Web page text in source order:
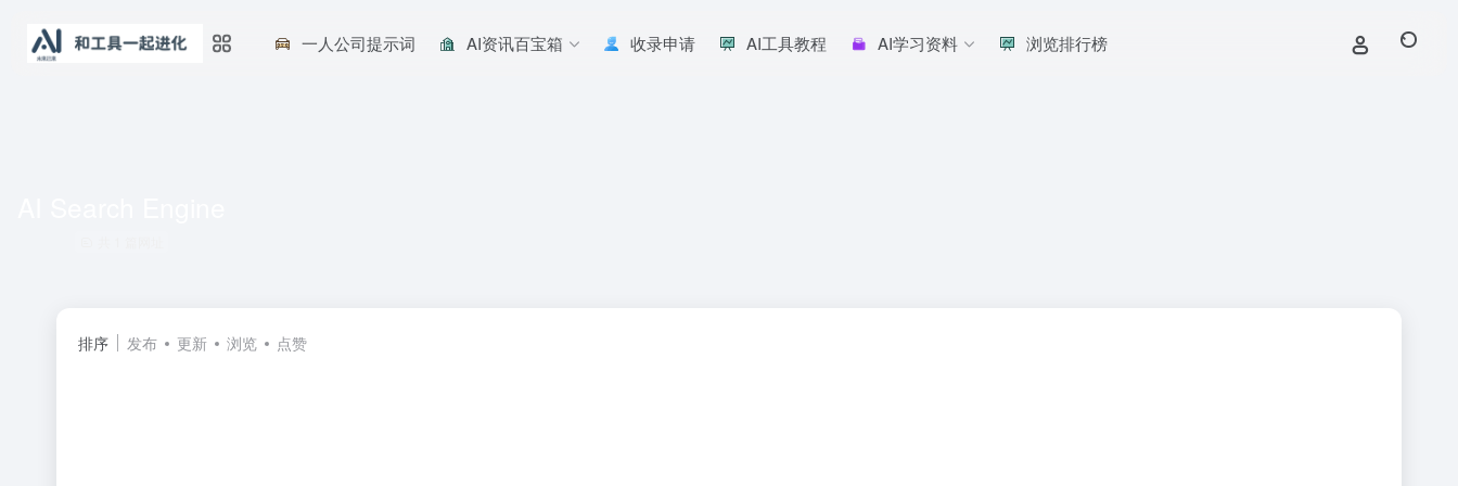
一人公司提示词 AI资讯百宝箱 收录申请 AI工具教程 AI学习资料 浏览排行榜
排序 发布 更新 浏览 点赞